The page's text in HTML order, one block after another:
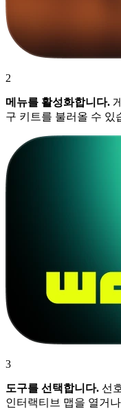
2
메뉴를 활성화합니다.
구 키트를 불러올 수 있
3
도구를 선택합니다. 선
인터랙티브 맵을 열거